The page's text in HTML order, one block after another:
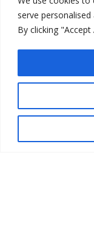
serve
By clicking
Ihnen den Alltag